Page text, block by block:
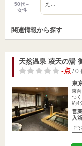
50代～
女性
え…
関連情報から探す
天然温泉 凌天の湯
-点/ 0
東
東
つ
約4
営
入
宿